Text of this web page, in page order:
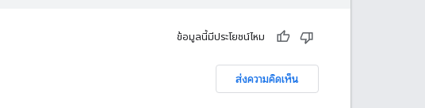
ข้อมูลนี้มีประโยชน์ไหม
ส่งความคิดเห็น